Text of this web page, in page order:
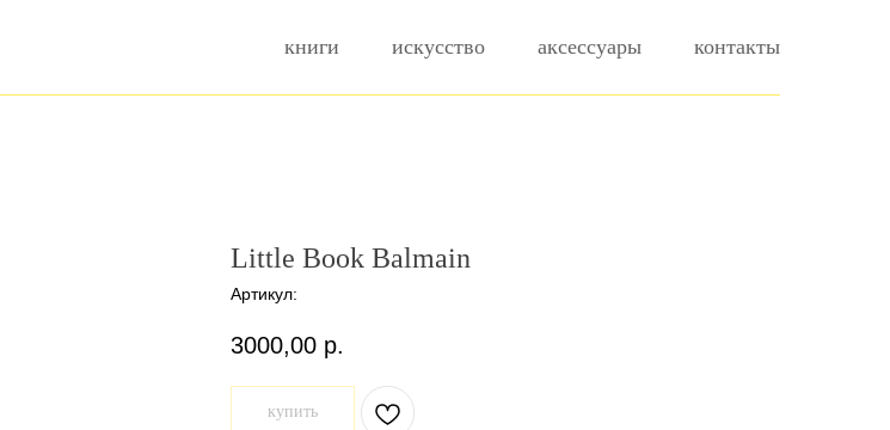
книги искусство аксессуары контакты
Little Book Balmain
Артикул:
3000,00 р.
купить